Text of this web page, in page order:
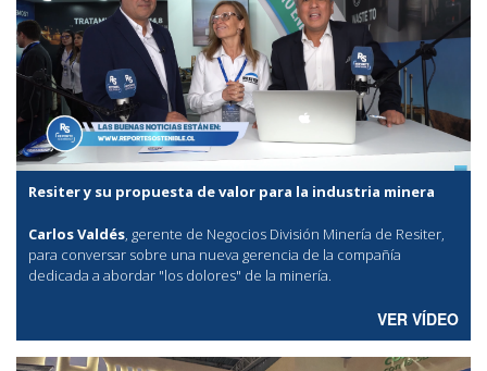
Resiter y su propuesta de valor para la industria minera
Carlos Valdés, gerente de Negocios División Minería de Resiter,
para conversar sobre una nueva gerencia de la compañía
dedicada a abordar "los dolores" de la minería.
VER VÍDEO